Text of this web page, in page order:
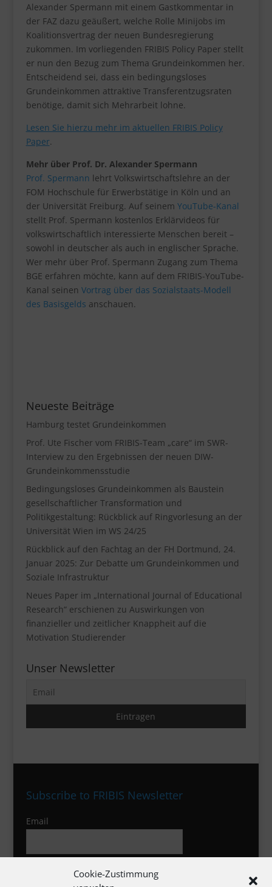
Cookie-Zustimmung
Alexander Spermann mit einem Gastkommentar in
der FAZ dazu geäußert, welche Rolle Minijobs im
Koalitionsvertrag der neuen Bundesregierung
zukommen. Im vorliegenden FRIBIS Policy Paper stellt
er nun den Bezug zum Thema Grundeinkommen her.
Entscheidend sei, dass ein bedingungsloses
Grundeinkommen attraktive Transferentzugsraten
benötige, damit sich Mehrarbeit lohne.
Lesen Sie hierzu mehr im aktuellen FRIBIS Policy
Paper.
Mehr über Prof. Dr. Alexander Spermann
Prof. Spermann lehrt Volkswirtschaftslehre an der
FOM Hochschule für Erwerbstätige in Köln und an
der Universität Freiburg. Auf seinem YouTube-Kanal
stellt Prof. Spermann kostenlos Erklärvideos für
volkswirtschaftlich interessierte Menschen bereit –
sowohl in deutscher als auch in englischer Sprache.
Wer mehr über Prof. Spermann Zugang zum Thema
BGE erfahren möchte, kann auf dem FRIBIS-YouTube-
Kanal seinen Vortrag über das Sozialstaats-Modell
des Basisgelds anschauen.
Neueste Beiträge
Hamburg testet Grundeinkommen
Prof. Ute Fischer vom FRIBIS-Team „care“ im SWR-
Interview zu den Ergebnissen der neuen DIW-
Grundeinkommensstudie
Bedingungsloses Grundeinkommen als Baustein
gesellschaftlicher Transformation und
Politikgestaltung: Rückblick auf Ringvorlesung an der
Universität Wien im WS 24/25
Rückblick auf den Fachtag an der FH Dortmund, 24.
Januar 2025: Zur Debatte um Grundeinkommen und
Soziale Infrastruktur
Neues Paper im „International Journal of Educational
Research“ erschienen zu Auswirkungen von
finanzieller und zeitlicher Knappheit auf die
Motivation Studierender
Unser Newsletter
Subscribe to FRIBIS Newsletter
Email